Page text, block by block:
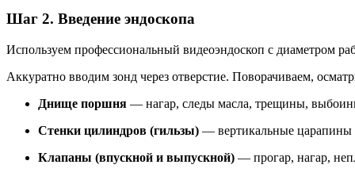
Шаг 2. Введение эндоскопа
Используем профессиональный видеоэндоскоп с диаметром
Аккуратно вводим зонд через отверстие. Поворачиваем,
Днище поршня — нагар, следы масла, трещины,
Стенки цилиндров (гильзы) — вертикальные царапины
Клапаны (впускной и выпускной) — прогар, нагар,